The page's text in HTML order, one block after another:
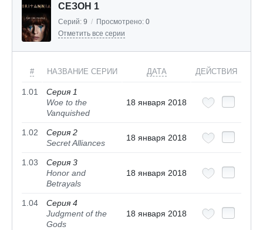
СЕЗОН 1
Серий: 9 / Просмотрено: 0
Отметить все серии
# НАЗВАНИЕ СЕРИИ ДАТА ДЕЙСТВИЯ
1.01
Серия 1
Woe to the
Vanquished
18 января 2018
1.02
Серия 2
Secret Alliances
18 января 2018
1.03
Серия 3
Honor and
Betrayals
18 января 2018
1.04
Серия 4
Judgment of the
Gods
18 января 2018